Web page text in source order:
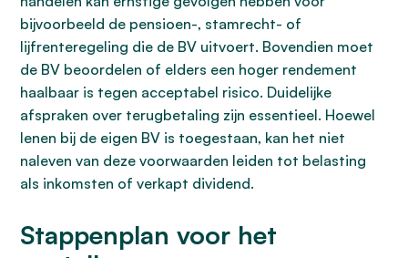
bijvoorbeeld de pensioen-, stamrecht- of
lijfrenteregeling die de BV uitvoert. Bovendien moet
de BV beoordelen of elders een hoger rendement
haalbaar is tegen acceptabel risico. Duidelijke
afspraken over terugbetaling zijn essentieel. Hoewel
lenen bij de eigen BV is toegestaan, kan het niet
naleven van deze voorwaarden leiden tot belasting
als inkomsten of verkapt dividend.
Stappenplan voor het